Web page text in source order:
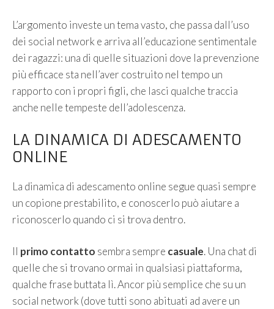
L’argomento investe un tema vasto, che passa dall’uso
dei social network e arriva all’educazione sentimentale
dei ragazzi: una di quelle situazioni dove la prevenzione
più efficace sta nell’aver costruito nel tempo un
rapporto con i propri figli, che lasci qualche traccia
anche nelle tempeste dell’adolescenza.
LA DINAMICA DI ADESCAMENTO
ONLINE
La dinamica di adescamento online segue quasi sempre
un copione prestabilito, e conoscerlo può aiutare a
riconoscerlo quando ci si trova dentro.
Il primo contatto sembra sempre casuale. Una chat di
quelle che si trovano ormai in qualsiasi piattaforma,
qualche frase buttata lì. Ancor più semplice che su un
social network (dove tutti sono abituati ad avere un